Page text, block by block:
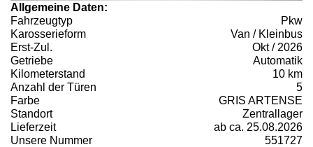
Allgemeine Daten:
Fahrzeugtyp
Pkw
Karosserieform
Van / Kleinbus
Erst-Zul.
Okt / 2026
Getriebe
Automatik
Kilometerstand
10 km
Anzahl der Türen
5
Farbe
GRIS ARTENSE
Standort
Zentrallager
Lieferzeit
ab ca. 25.08.2026
Unsere Nummer
551727